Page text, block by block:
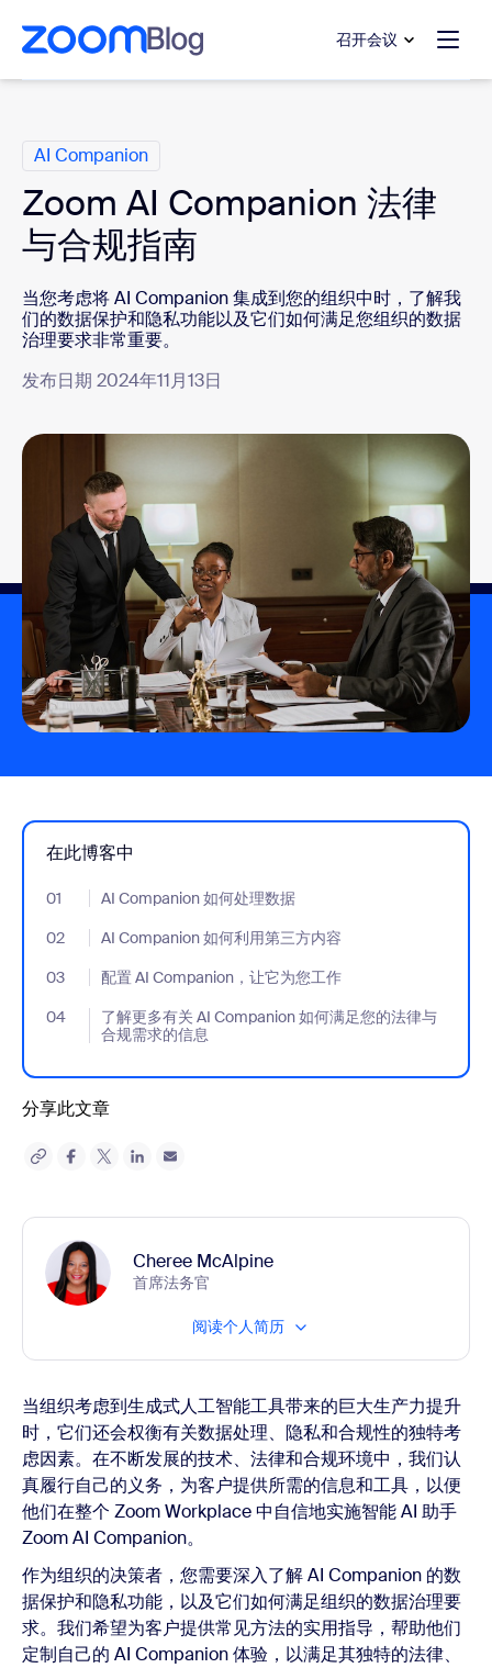
至主要内容
至帮助聊天
召开会议
AI Companion
Zoom AI Companion 法律
与合规指南
当您考虑将 AI Companion 集成到您的组织中时，了解我
们的数据保护和隐私功能以及它们如何满足您组织的数据
治理要求非常重要。
发布日期 2024年11月13日
在此博客中
01 AI Companion 如何处理数据
- Jumplink to AI Companion 如何处理数据
02
AI Companion 如何利用第三方内容
- Jumplink to AI Companion 如何利用第三方内容
03
配置 AI Companion，让它为您工作
- Jumplink to 配置 AI Companion，让它为您工作
04
了解更多有关 AI Companion 如何满足您的法律与
合规需求的信息
- Jumplink to 了解更多有关 AI Companion 如何满足您的法律与
分享此文章
Cheree McAlpine
首席法务官
阅读个人简历
当组织考虑到生成式人工智能工具带来的巨大生产力提升
时，它们还会权衡有关数据处理、隐私和合规性的独特考
虑因素。在不断发展的技术、法律和合规环境中，我们认
真履行自己的义务，为客户提供所需的信息和工具，以便
他们在整个 Zoom Workplace 中自信地实施智能 AI 助手
Zoom AI Companion。
作为组织的决策者，您需要深入了解 AI Companion 的数
据保护和隐私功能，以及它们如何满足组织的数据治理要
求。我们希望为客户提供常见方法的实用指导，帮助他们
定制自己的 AI Companion 体验，以满足其独特的法律、